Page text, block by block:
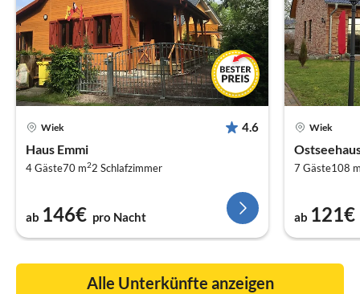
Wiek 4.6
Haus Emmi
4 Gäste70 m22 Schlafzimmer
ab 146€ pro Nacht
Wiek
7 Gäste108
ab 121€
Alle Unterkünfte anzeigen